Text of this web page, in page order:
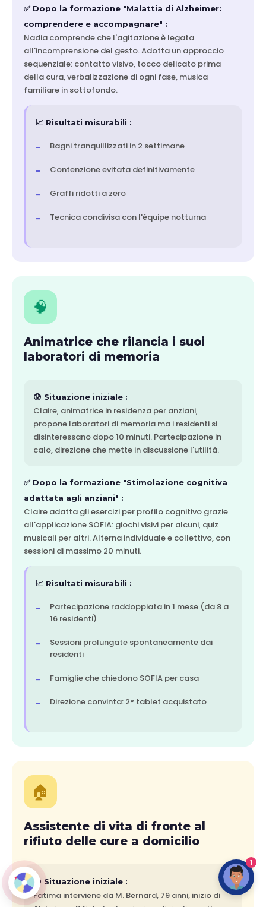
✅ Dopo la formazione "Malattia di Alzheimer:
comprendere e accompagnare" :
Nadia comprende che l'agitazione è legata
all'incomprensione del gesto. Adotta un approccio
sequenziale: contatto visivo, tocco delicato prima
della cura, verbalizzazione di ogni fase, musica
familiare in sottofondo.
📈 Risultati misurabili :
Bagni tranquillizzati in 2 settimane
Contenzione evitata definitivamente
Graffi ridotti a zero
Tecnica condivisa con l'équipe notturna
🧠
Animatrice che rilancia i suoi
laboratori di memoria
😰 Situazione iniziale :
Claire, animatrice in residenza per anziani,
propone laboratori di memoria ma i residenti si
disinteressano dopo 10 minuti. Partecipazione in
calo, direzione che mette in discussione l'utilità.
✅ Dopo la formazione "Stimolazione cognitiva
adattata agli anziani" :
Claire adatta gli esercizi per profilo cognitivo grazie
all'applicazione SOFIA: giochi visivi per alcuni, quiz
musicali per altri. Alterna individuale e collettivo, con
sessioni di massimo 20 minuti.
📈 Risultati misurabili :
Partecipazione raddoppiata in 1 mese (da 8 a
16 residenti)
Sessioni prolungate spontaneamente dai
residenti
Famiglie che chiedono SOFIA per casa
Direzione convinta: 2° tablet acquistato
🏠
Assistente di vita di fronte al
rifiuto delle cure a domicilio
😰 Situazione iniziale :
Fatima interviene da M. Bernard, 79 anni, inizio di
1